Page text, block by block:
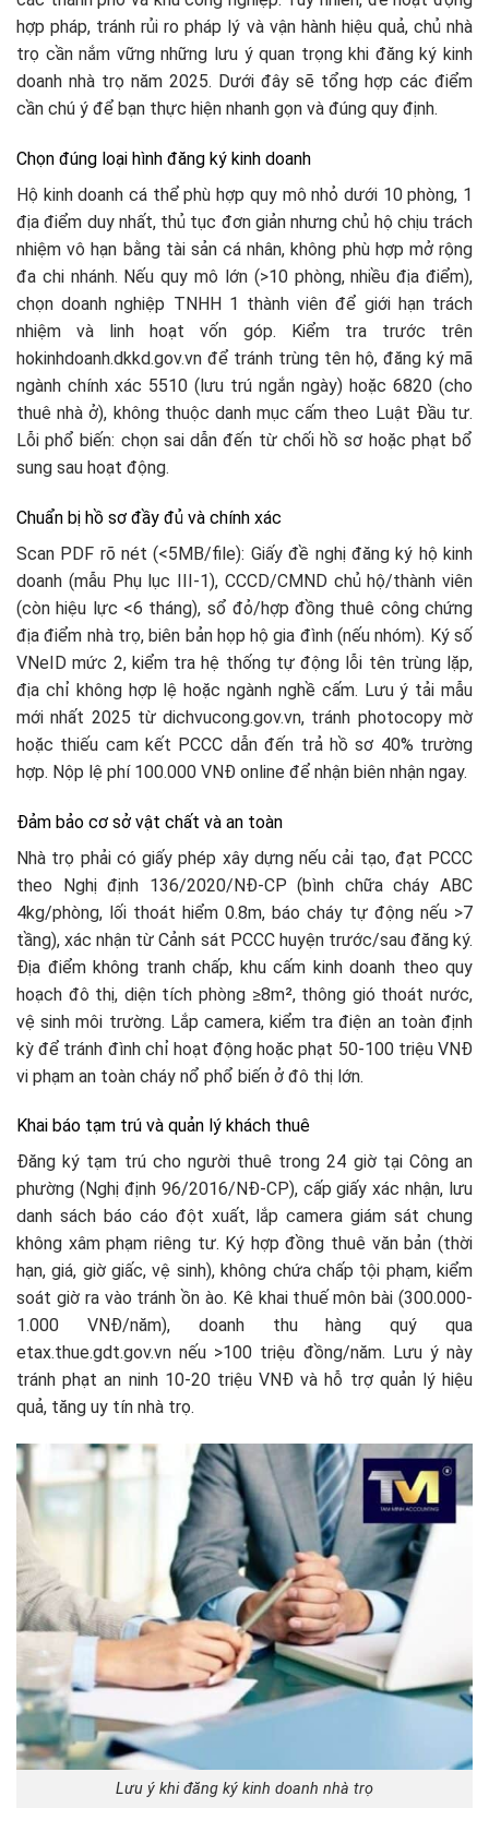
hợp pháp, tránh rủi ro pháp lý và vận hành hiệu quả, chủ nhà
trọ cần nắm vững những lưu ý quan trọng khi đăng ký kinh
doanh nhà trọ năm 2025. Dưới đây sẽ tổng hợp các điểm
cần chú ý để bạn thực hiện nhanh gọn và đúng quy định.
Chọn đúng loại hình đăng ký kinh doanh
Hộ kinh doanh cá thể phù hợp quy mô nhỏ dưới 10 phòng, 1
địa điểm duy nhất, thủ tục đơn giản nhưng chủ hộ chịu trách
nhiệm vô hạn bằng tài sản cá nhân, không phù hợp mở rộng
đa chi nhánh. Nếu quy mô lớn (>10 phòng, nhiều địa điểm),
chọn doanh nghiệp TNHH 1 thành viên để giới hạn trách
nhiệm và linh hoạt vốn góp. Kiểm tra trước trên
hokinhdoanh.dkkd.gov.vn để tránh trùng tên hộ, đăng ký mã
ngành chính xác 5510 (lưu trú ngắn ngày) hoặc 6820 (cho
thuê nhà ở), không thuộc danh mục cấm theo Luật Đầu tư.
Lỗi phổ biến: chọn sai dẫn đến từ chối hồ sơ hoặc phạt bổ
sung sau hoạt động.​
Chuẩn bị hồ sơ đầy đủ và chính xác
Scan PDF rõ nét (<5MB/file): Giấy đề nghị đăng ký hộ kinh
doanh (mẫu Phụ lục III-1), CCCD/CMND chủ hộ/thành viên
(còn hiệu lực <6 tháng), sổ đỏ/hợp đồng thuê công chứng
địa điểm nhà trọ, biên bản họp hộ gia đình (nếu nhóm). Ký số
VNeID mức 2, kiểm tra hệ thống tự động lỗi tên trùng lặp,
địa chỉ không hợp lệ hoặc ngành nghề cấm. Lưu ý tải mẫu
mới nhất 2025 từ dichvucong.gov.vn, tránh photocopy mờ
hoặc thiếu cam kết PCCC dẫn đến trả hồ sơ 40% trường
hợp. Nộp lệ phí 100.000 VNĐ online để nhận biên nhận ngay.​
Đảm bảo cơ sở vật chất và an toàn
Nhà trọ phải có giấy phép xây dựng nếu cải tạo, đạt PCCC
theo Nghị định 136/2020/NĐ-CP (bình chữa cháy ABC
4kg/phòng, lối thoát hiểm 0.8m, báo cháy tự động nếu >7
tầng), xác nhận từ Cảnh sát PCCC huyện trước/sau đăng ký.
Địa điểm không tranh chấp, khu cấm kinh doanh theo quy
hoạch đô thị, diện tích phòng ≥8m², thông gió thoát nước,
vệ sinh môi trường. Lắp camera, kiểm tra điện an toàn định
kỳ để tránh đình chỉ hoạt động hoặc phạt 50-100 triệu VNĐ
vi phạm an toàn cháy nổ phổ biến ở đô thị lớn.​
Khai báo tạm trú và quản lý khách thuê
Đăng ký tạm trú cho người thuê trong 24 giờ tại Công an
phường (Nghị định 96/2016/NĐ-CP), cấp giấy xác nhận, lưu
danh sách báo cáo đột xuất, lắp camera giám sát chung
không xâm phạm riêng tư. Ký hợp đồng thuê văn bản (thời
hạn, giá, giờ giấc, vệ sinh), không chứa chấp tội phạm, kiểm
soát giờ ra vào tránh ồn ào. Kê khai thuế môn bài (300.000-
1.000 VNĐ/năm), doanh thu hàng quý qua
etax.thue.gdt.gov.vn nếu >100 triệu đồng/năm. Lưu ý này
tránh phạt an ninh 10-20 triệu VNĐ và hỗ trợ quản lý hiệu
quả, tăng uy tín nhà trọ.​
Lưu ý khi đăng ký kinh doanh nhà trọ